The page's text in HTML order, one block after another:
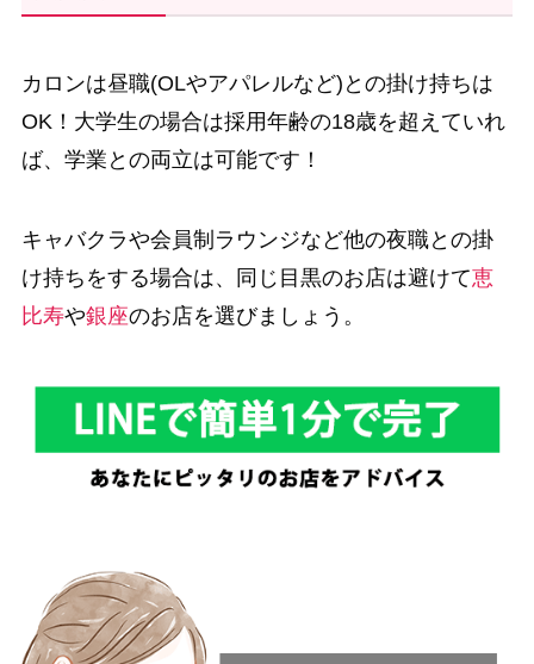
カロンは昼職(OLやアパレルなど)との掛け持ちは
OK！大学生の場合は採用年齢の18歳を超えていれ
ば、学業との両立は可能です！
キャバクラや会員制ラウンジなど他の夜職との掛
け持ちをする場合は、同じ目黒のお店は避けて恵
比寿や銀座のお店を選びましょう。